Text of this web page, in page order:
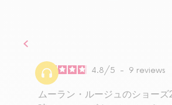
4.8/5 - 9 reviews
ムーラン・ルージュのショーズ